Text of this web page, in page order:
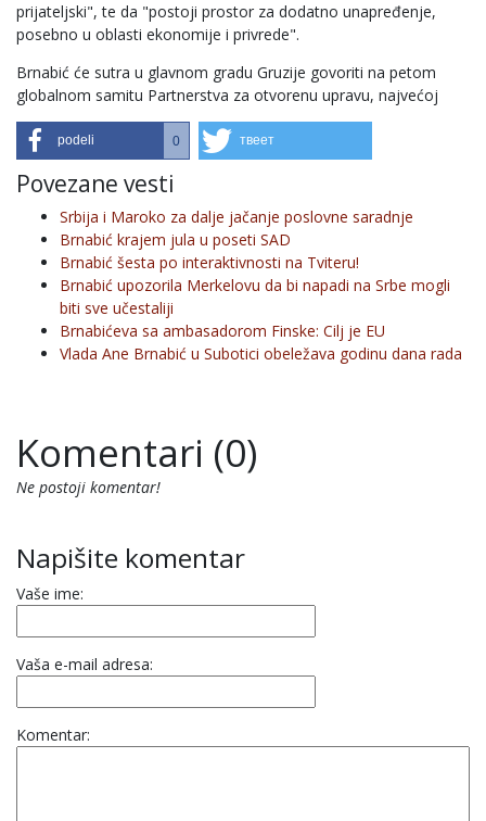
prijateljski", te da "postoji prostor za dodatno unapređenje,
posebno u oblasti ekonomije i privrede".
Brnabić će sutra u glavnom gradu Gruzije govoriti na petom
globalnom samitu Partnerstva za otvorenu upravu, najvećoj
podeli 0 твеет
Povezane vesti
Srbija i Maroko za dalje jačanje poslovne saradnje
Brnabić krajem jula u poseti SAD
Brnabić šesta po interaktivnosti na Tviteru!
Brnabić upozorila Merkelovu da bi napadi na Srbe mogli
biti sve učestaliji
Brnabićeva sa ambasadorom Finske: Cilj je EU
Vlada Ane Brnabić u Subotici obeležava godinu dana rada
Komentari (0)
Ne postoji komentar!
Napišite komentar
Vaše ime:
Vaša e-mail adresa:
Komentar: